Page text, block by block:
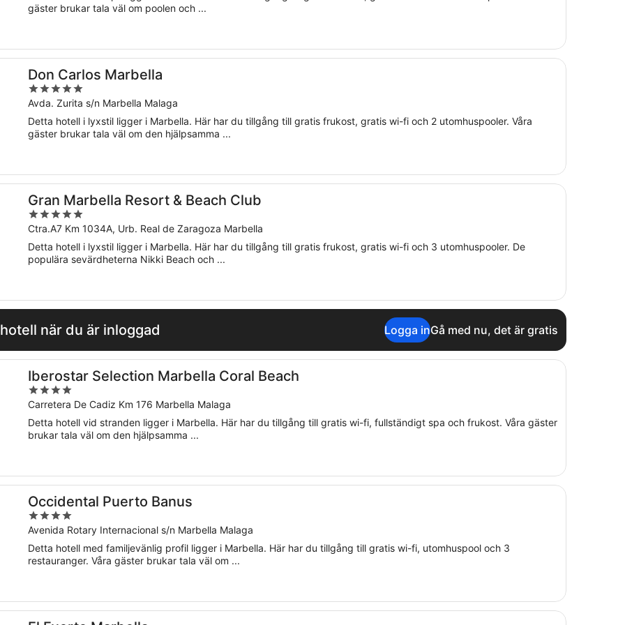
5
gäster brukar tala väl om poolen och ...
Don Carlos Marbella
5
out
of
5
Avda. Zurita s/n Marbella Malaga
Detta hotell i lyxstil ligger i Marbella. Här har du tillgång till gratis frukost, gratis wi-fi och 2 utomhuspooler. Våra
gäster brukar tala väl om den hjälpsamma ...
Gran Marbella Resort & Beach Club
5
out
of
5
Ctra.A7 Km 1034A, Urb. Real de Zaragoza Marbella
Detta hotell i lyxstil ligger i Marbella. Här har du tillgång till gratis frukost, gratis wi-fi och 3 utomhuspooler. De
populära sevärdheterna Nikki Beach och ...
när du är inloggad Logga inGå med nu, det är gratis
Iberostar Selection Marbella Coral Beach
4
out
of
5
Carretera De Cadiz Km 176 Marbella Malaga
Detta hotell vid stranden ligger i Marbella. Här har du tillgång till gratis wi-fi, fullständigt spa och frukost. Våra gäster
brukar tala väl om den hjälpsamma ...
Occidental Puerto Banus
4
out
of
5
Avenida Rotary Internacional s/n Marbella Malaga
Detta hotell med familjevänlig profil ligger i Marbella. Här har du tillgång till gratis wi-fi, utomhuspool och 3
restauranger. Våra gäster brukar tala väl om ...